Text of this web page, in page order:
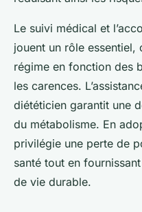
Le suivi médical et
jouent un rôle essentiel,
régime en fonction des
les carences.
diététicien garantit une
du métabolisme. En
privilégie une perte de
santé tout en
de vie durable.